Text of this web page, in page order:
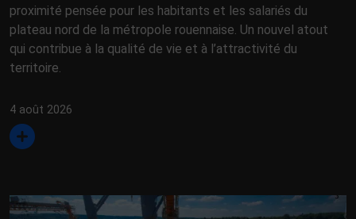
proximité pensée pour les habitants et les salariés du
plateau nord de la métropole rouennaise. Un nouvel atout
qui contribue à la qualité de vie et à l’attractivité du
territoire.
4 août 2026